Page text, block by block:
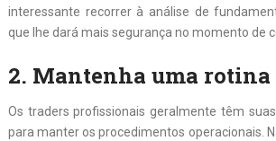
interessante recorrer à análise de
que lhe dará mais segurança no momento de
2. Mantenha uma rotina
Os traders profissionais geralmente têm
para manter os procedimentos operacionais.